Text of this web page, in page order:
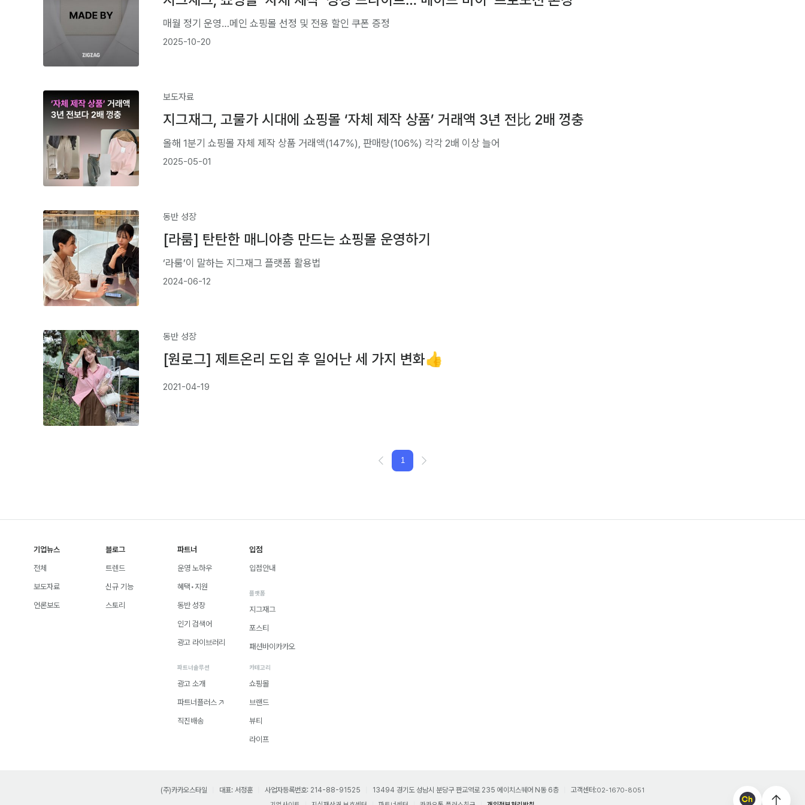
매월 정기 운영…메인 쇼핑몰 선정 및 전용 할인 쿠폰 증정
2025-10-20
보도자료
지그재그, 고물가 시대에 쇼핑몰 ‘자체 제작 상품’ 거래액 3년 전比 2배 껑충
올해 1분기 쇼핑몰 자체 제작 상품 거래액(147%), 판매량(106%) 각각 2배 이상 늘어
2025-05-01
동반 성장
[라룸] 탄탄한 매니아층 만드는 쇼핑몰 운영하기
‘라룸’이 말하는 지그재그 플랫폼 활용법
2024-06-12
동반 성장
[원로그] 제트온리 도입 후 일어난 세 가지 변화👍
2021-04-19
1
기업뉴스
전체
보도자료
언론보도
블로그
트렌드
신규 기능
스토리
파트너
운영 노하우
혜택•지원
동반 성장
인기 검색어
광고 라이브러리
파트너솔루션
광고 소개
파트너플러스
직진배송
입점
입점안내
플랫폼
지그재그
포스티
패션바이카카오
카테고리
쇼핑몰
브랜드
뷰티
라이프
(주)카카오스타일 대표: 서정훈 사업자등록번호: 214-88-91525 13494 경기도 성남시 분당구 판교역로 235 에이치스퀘어 N동 6층 고객센터:02-1670-8051